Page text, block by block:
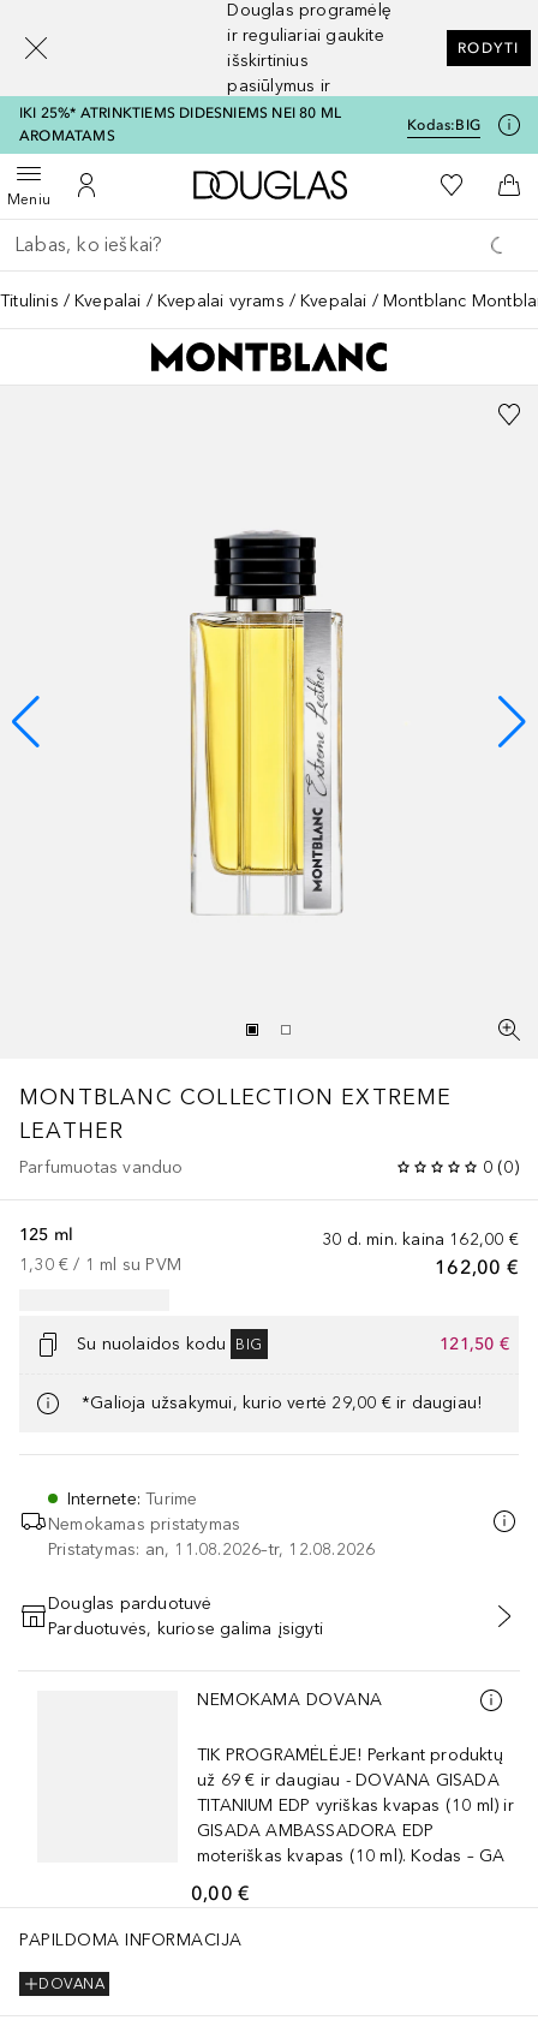
Douglas programėlę
ir reguliariai gaukite
išskirtinius
pasiūlymus ir
nuolaidas
RODYTI
IKI 25%* ATRINKTIEMS DIDESNIEMS NEI 80 ML
AROMATAMS
Kodas:BIG
MeniuAtidaryti meniuĮ mano paskyrą
Į Douglas pagrindinį
Į mano
Į
Grįžk atgal
Vykdykite paiešką
Titulinis Kvepalai Kvepalai vyrams Kvepalai Montblanc
MONTBLANC COLLECTION EXTREME
LEATHER
Parfumuotas vanduo 0 (0)
30 d. min. kaina 162,00 €
162,00 €
125 ml
1,30 € / 1 ml su PVM
Su nuolaidos kodu BIG 121,50 €
*Galioja užsakymui, kurio vertė 29,00 € ir daugiau!
Internete:Turime
Nemokamas pristatymas
Pristatymas: an, 11.08.2026–tr, 12.08.2026
PRIDĖTI Į KREPŠELĮ
Douglas parduotuvė
Parduotuvės, kuriose galima įsigyti
Praleisti slankiklį
NEMOKAMA DOVANA
TIK PROGRAMĖLĖJE! Perkant produktų
už 69 € ir daugiau - DOVANA GISADA
TITANIUM EDP vyriškas kvapas (10 ml) ir
GISADA AMBASSADORA EDP
moteriškas kvapas (10 ml). Kodas – GA
0,00 €
PAPILDOMA INFORMACIJA
DOVANA
[navigation.slideout.screenreader]